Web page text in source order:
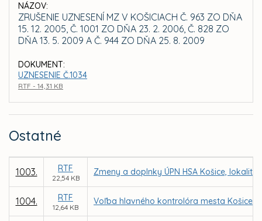
NÁZOV:
ZRUŠENIE UZNESENÍ MZ V KOŠICIACH Č. 963 ZO DŇA
15. 12. 2005, Č. 1001 ZO DŇA 23. 2. 2006, Č. 828 ZO
DŇA 13. 5. 2009 A Č. 944 ZO DŇA 25. 8. 2009
DOKUMENT:
UZNESENIE Č.1034
RTF - 14,31 KB
Ostatné
1003. RTF
22,54 KB
Zmeny a doplnky ÚPN HSA Košice, lokalita
1004. RTF
12,64 KB
Voľba hlavného kontrolóra mesta Košice